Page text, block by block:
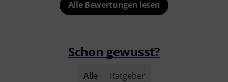
Alle Bewertungen lesen
Schon gewusst?
Alle Ratgeber